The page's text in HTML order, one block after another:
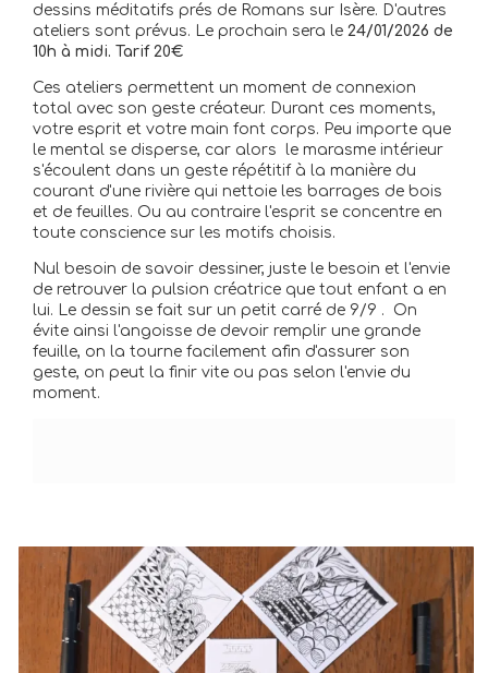
dessins méditatifs prés de Romans sur Isère. D'autres
ateliers sont prévus. Le prochain sera le 24/01/2026 de
10h à midi. Tarif 20€
Ces ateliers permettent un moment de connexion
total avec son geste créateur. Durant ces moments,
votre esprit et votre main font corps. Peu importe que
le mental se disperse, car alors le marasme intérieur
s'écoulent dans un geste répétitif à la manière du
courant d'une rivière qui nettoie les barrages de bois
et de feuilles. Ou au contraire l'esprit se concentre en
toute conscience sur les motifs choisis.
Nul besoin de savoir dessiner, juste le besoin et l'envie
de retrouver la pulsion créatrice que tout enfant a en
lui. Le dessin se fait sur un petit carré de 9/9 . On
évite ainsi l'angoisse de devoir remplir une grande
feuille, on la tourne facilement afin d'assurer son
geste, on peut la finir vite ou pas selon l'envie du
moment.